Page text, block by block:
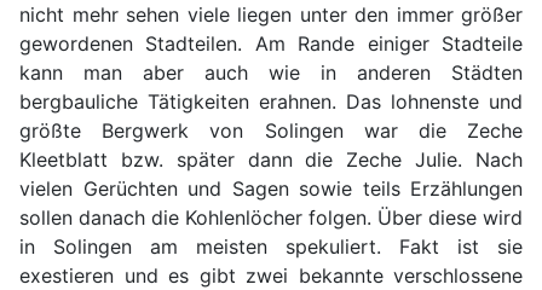
nicht mehr sehen viele liegen unter den immer größer
gewordenen Stadteilen. Am Rande einiger Stadteile
kann man aber auch wie in anderen Städten
bergbauliche Tätigkeiten erahnen. Das lohnenste und
größte Bergwerk von Solingen war die Zeche
Kleetblatt bzw. später dann die Zeche Julie. Nach
vielen Gerüchten und Sagen sowie teils Erzählungen
sollen danach die Kohlenlöcher folgen. Über diese wird
in Solingen am meisten spekuliert. Fakt ist sie
exestieren und es gibt zwei bekannte verschlossene